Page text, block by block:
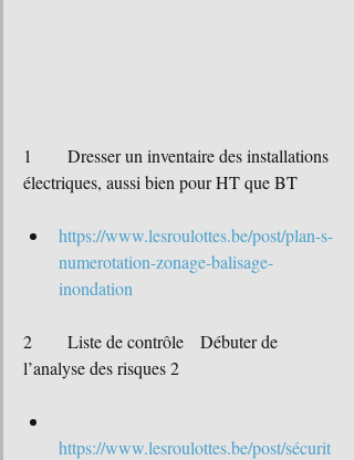
1	Dresser un inventaire des installations
électriques, aussi bien pour HT que BT
https://www.lesroulottes.be/post/plan-s-
numerotation-zonage-balisage-
inondation
2	Liste de contrôle	Débuter de
l’analyse des risques 2
https://www.lesroulottes.be/post/sécurit